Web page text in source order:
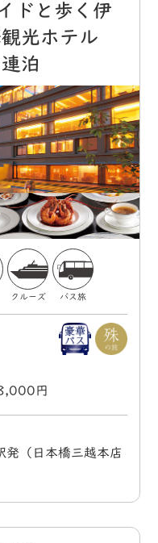
ドと歩く伊
光ホテル
泊
クルーズ バス旅
円
（日本橋三越本店